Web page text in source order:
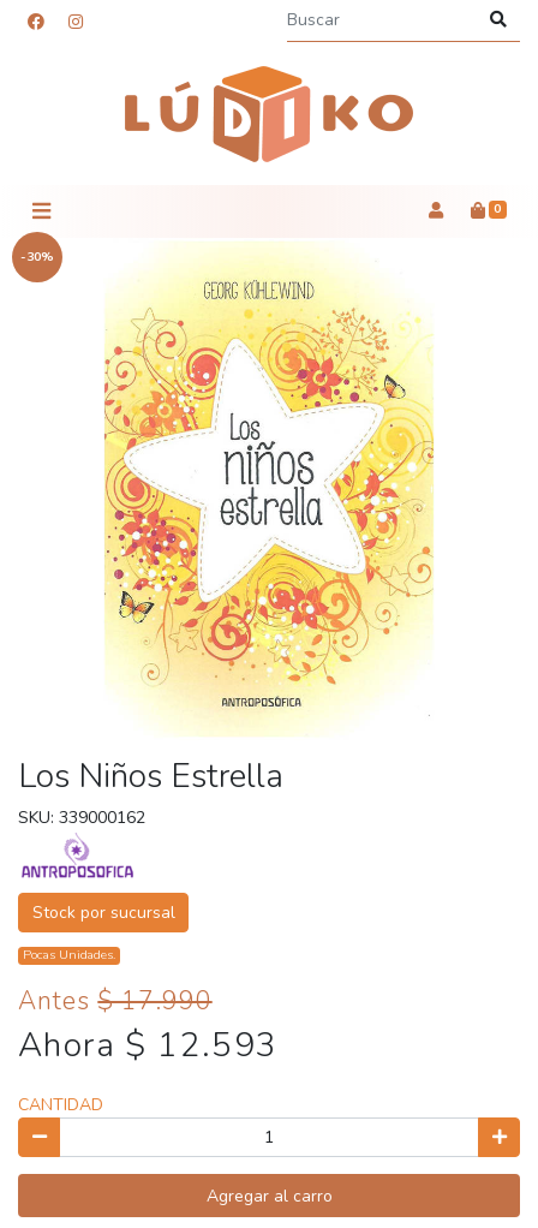
0
-30%
Los Niños Estrella
SKU: 339000162
Stock por sucursal
Pocas Unidades.
Antes$ 17.990
Ahora $ 12.593
CANTIDAD
Agregar al carro